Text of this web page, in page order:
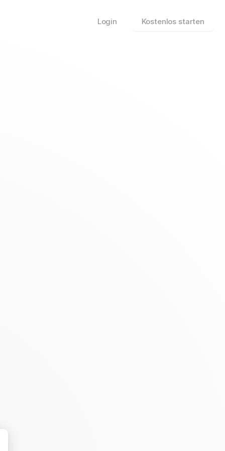
Login Kostenlos starten